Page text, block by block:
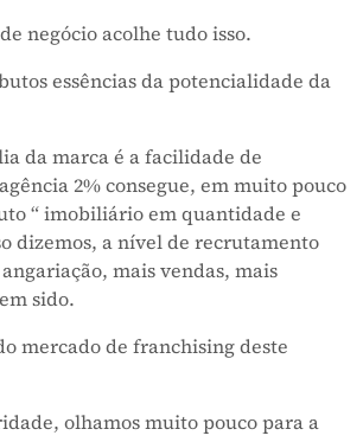
negócio acolhe tudo isso.
essências da potencialidade da
da marca é a facilidade de
2% consegue, em muito pouco
“ imobiliário em quantidade e
dizemos, a nível de recrutamento
mais vendas, mais
sido.
mercado de franchising deste
olhamos muito pouco para a